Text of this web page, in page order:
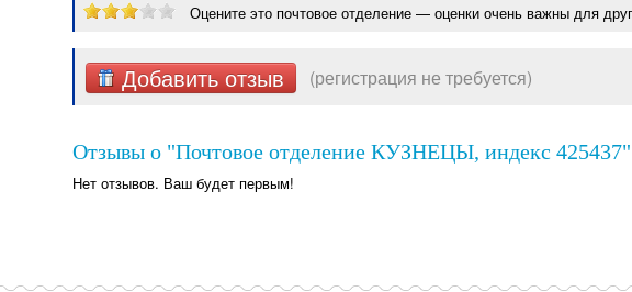
Оцените это почтовое отделение — оценки очень важны для
Добавить отзыв (регистрация не требуется)
Отзывы о "Почтовое отделение КУЗНЕЦЫ, индекс
Нет отзывов. Ваш будет первым!